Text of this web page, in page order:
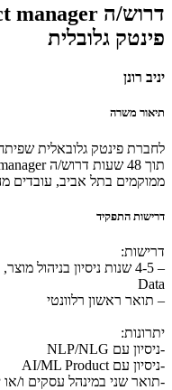
פינטק גלובלית
יניב רונן
תיאור משרה
תוך 48 שעות דרוש/ה AI/ML product manager
ממוקמים בתל אביב, עובדים
דרישות התפקיד
דרישות:
– 4-5 שנות ניסיון
Data
– תואר ראשון רלוונטי
יתרונות:
-ניסיון עם NLP/NLG
-ניסיון עם AI/ML Product
-תואר שני במינהל עסקים ו/או